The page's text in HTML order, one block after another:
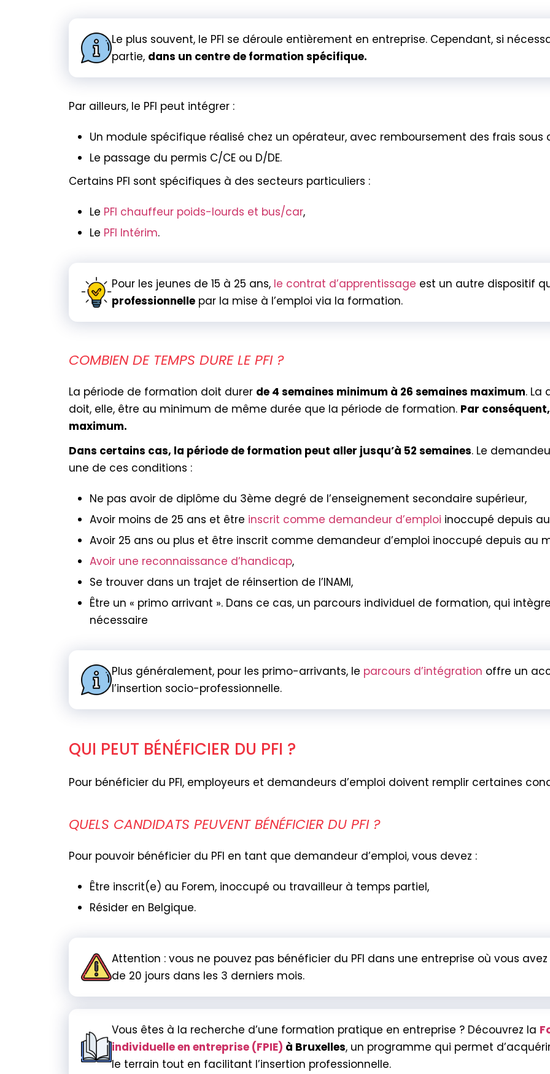
Le plus souvent, le PFI se déroule entièrement en entreprise. Cependant, si
partie, dans un centre de formation spécifique.
Par ailleurs, le PFI peut intégrer :
Un module spécifique réalisé chez un opérateur, avec remboursement des frais sous
Le passage du permis C/CE ou D/DE.
Certains PFI sont spécifiques à des secteurs particuliers :
Le PFI chauffeur poids-lourds et bus/car,
Le PFI Intérim.
Pour les jeunes de 15 à 25 ans, le contrat d’apprentissage est un autre dispositif
professionnelle par la mise à l’emploi via la formation.
COMBIEN DE TEMPS DURE LE PFI ?
La période de formation doit durer de 4 semaines minimum à 26 semaines maximum. La
doit, elle, être au minimum de même durée que la période de formation. Par
maximum.
Dans certains cas, la période de formation peut aller jusqu’à 52 semaines. Le
une de ces conditions :
Ne pas avoir de diplôme du 3ème degré de l’enseignement secondaire supérieur,
Avoir moins de 25 ans et être inscrit comme demandeur d’emploi inoccupé depuis
Avoir 25 ans ou plus et être inscrit comme demandeur d’emploi inoccupé depuis au
Avoir une reconnaissance d’handicap,
Se trouver dans un trajet de réinsertion de l’INAMI,
Être un « primo arrivant ». Dans ce cas, un parcours individuel de formation, qui
nécessaire
Plus généralement, pour les primo-arrivants, le parcours d’intégration offre un
l’insertion socio-professionnelle.
QUI PEUT BÉNÉFICIER DU PFI ?
Pour bénéficier du PFI, employeurs et demandeurs d’emploi doivent remplir certaines
QUELS CANDIDATS PEUVENT BÉNÉFICIER DU PFI ?
Pour pouvoir bénéficier du PFI en tant que demandeur d’emploi, vous devez :
Être inscrit(e) au Forem, inoccupé ou travailleur à temps partiel,
Résider en Belgique.
Attention : vous ne pouvez pas bénéficier du PFI dans une entreprise où vous
de 20 jours dans les 3 derniers mois.
Vous êtes à la recherche d’une formation pratique en entreprise ? Découvrez la
individuelle en entreprise (FPIE) à Bruxelles, un programme qui permet
le terrain tout en facilitant l’insertion professionnelle.